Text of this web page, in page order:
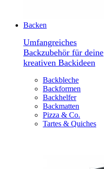
Backen
Umfangreiches
Backzubehör für deine
kreativen Backideen
Backbleche
Backformen
Backhelfer
Backmatten
Pizza & Co.
Tartes & Quiches